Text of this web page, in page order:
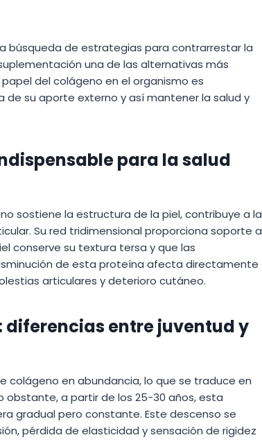
búsqueda de estrategias para contrarrestar la
una de las alternativas más
del colágeno en el organismo es
de su aporte externo y así mantener la salud y
para la salud
sostiene la estructura de la piel, contribuye a la
Su red tridimensional proporciona soporte a
conserve su textura tersa y que las
de esta proteína afecta directamente
articulares y deterioro cutáneo.
entre juventud y
colágeno en abundancia, lo que se traduce en
obstante, a partir de los 25-30 años, esta
gradual pero constante. Este descenso se
pérdida de elasticidad y sensación de rigidez